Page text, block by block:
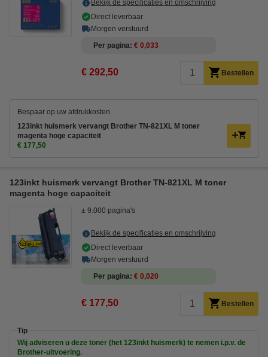
Bekijk de specificaties en omschrijving
Direct leverbaar
Morgen verstuurd
Per pagina € 0,033
€ 292,50 Bestellen
Bespaar op uw afdrukkosten.
123inkt huismerk vervangt Brother TN-821XL M toner
magenta hoge capaciteit
€ 177,50
123inkt huismerk vervangt Brother TN-821XL M toner
magenta hoge capaciteit
± 9.000 pagina's
Bekijk de specificaties en omschrijving
Direct leverbaar
Morgen verstuurd
Per pagina € 0,020
€ 177,50 Bestellen
Tip
Wij adviseren u deze toner (het 123inkt huismerk) te nemen i.p.v. de
Brother-uitvoering.